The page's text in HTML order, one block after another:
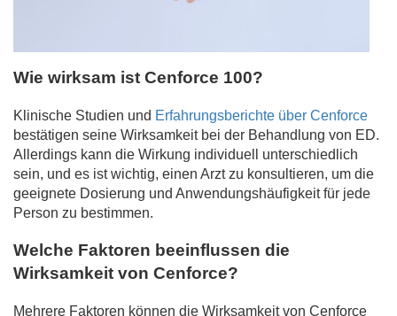
Wie wirksam ist Cenforce 100?
Klinische Studien und Erfahrungsberichte über Cenforce
bestätigen seine Wirksamkeit bei der Behandlung von ED.
Allerdings kann die Wirkung individuell unterschiedlich
sein, und es ist wichtig, einen Arzt zu konsultieren, um die
geeignete Dosierung und Anwendungshäufigkeit für jede
Person zu bestimmen.
Welche Faktoren beeinflussen die
Wirksamkeit von Cenforce?
Mehrere Faktoren können die Wirksamkeit von Cenforce